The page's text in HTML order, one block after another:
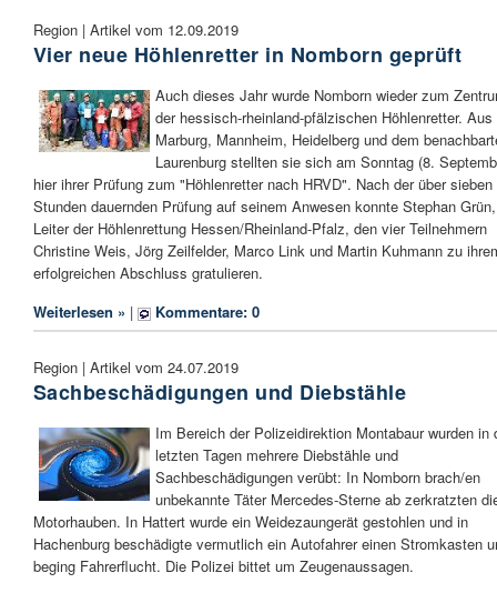
Region | Artikel vom 12.09.2019
Vier neue Höhlenretter in Nomborn geprüft
Auch dieses Jahr wurde Nomborn wieder zum
der hessisch-rheinland-pfälzischen Höhlenretter. Aus
Marburg, Mannheim, Heidelberg und dem
Laurenburg stellten sie sich am Sonntag (8.
hier ihrer Prüfung zum "Höhlenretter nach HRVD". Nach der über sieben
Stunden dauernden Prüfung auf seinem Anwesen konnte Stephan Grün,
Leiter der Höhlenrettung Hessen/Rheinland-Pfalz, den vier Teilnehmern
Christine Weis, Jörg Zeilfelder, Marco Link und Martin Kuhmann zu
erfolgreichen Abschluss gratulieren.
Weiterlesen » | Kommentare: 0
Region | Artikel vom 24.07.2019
Sachbeschädigungen und Diebstähle
Im Bereich der Polizeidirektion Montabaur wurden in
letzten Tagen mehrere Diebstähle und
Sachbeschädigungen verübt: In Nomborn brach/en
unbekannte Täter Mercedes-Sterne ab zerkratzten
Motorhauben. In Hattert wurde ein Weidezaungerät gestohlen und in
Hachenburg beschädigte vermutlich ein Autofahrer einen Stromkasten
beging Fahrerflucht. Die Polizei bittet um Zeugenaussagen.